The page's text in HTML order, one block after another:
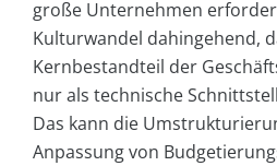
große Unternehmen
Kulturwandel dahingehend,
Kernbestandteil der
nur als technische
Das kann die
Anpassung von